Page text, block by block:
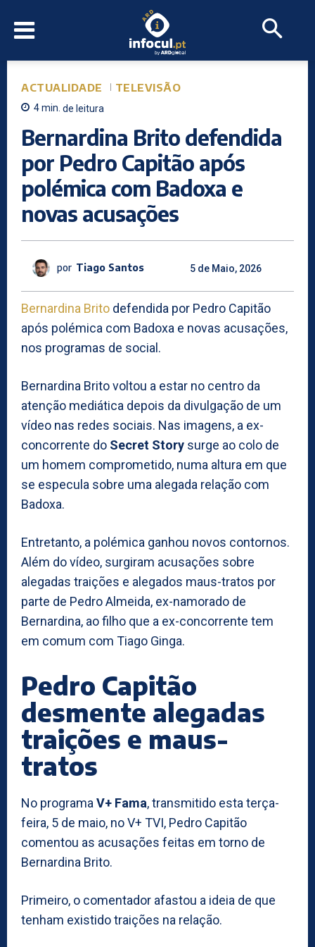
ACTUALIDADE TELEVISÃO
4min. de leitura
Bernardina Brito defendida
por Pedro Capitão após
polémica com Badoxa e
novas acusações
por Tiago Santos 5 de Maio, 2026
Bernardina Brito defendida por Pedro Capitão
após polémica com Badoxa e novas acusações,
nos programas de social.
Bernardina Brito voltou a estar no centro da
atenção mediática depois da divulgação de um
vídeo nas redes sociais. Nas imagens, a ex-
concorrente do Secret Story surge ao colo de
um homem comprometido, numa altura em que
se especula sobre uma alegada relação com
Badoxa.
Entretanto, a polémica ganhou novos contornos.
Além do vídeo, surgiram acusações sobre
alegadas traições e alegados maus-tratos por
parte de Pedro Almeida, ex-namorado de
Bernardina, ao filho que a ex-concorrente tem
em comum com Tiago Ginga.
Pedro Capitão
desmente alegadas
traições e maus-
tratos
No programa V+ Fama, transmitido esta terça-
feira, 5 de maio, no V+ TVI, Pedro Capitão
comentou as acusações feitas em torno de
Bernardina Brito.
Primeiro, o comentador afastou a ideia de que
tenham existido traições na relação.